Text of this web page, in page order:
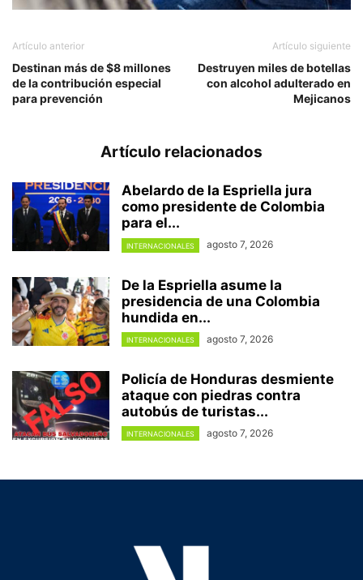
Artículo anterior
Destinan más de $8 millones
de la contribución especial
para prevención
Artículo siguiente
Destruyen miles de botellas
con alcohol adulterado en
Mejicanos
Artículo relacionados
Abelardo de la Espriella jura
como presidente de Colombia
para el...
INTERNACIONALES agosto 7, 2026
De la Espriella asume la
presidencia de una Colombia
hundida en...
INTERNACIONALES agosto 7, 2026
Policía de Honduras desmiente
ataque con piedras contra
autobús de turistas...
INTERNACIONALES agosto 7, 2026